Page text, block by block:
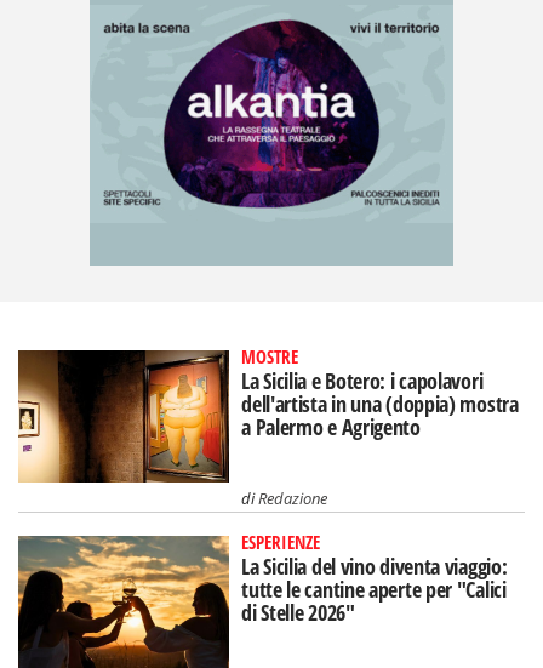
MOSTRE
La Sicilia e Botero: i capolavori
dell'artista in una (doppia) mostra
a Palermo e Agrigento
diRedazione
ESPERIENZE
La Sicilia del vino diventa viaggio:
tutte le cantine aperte per "Calici
di Stelle 2026"